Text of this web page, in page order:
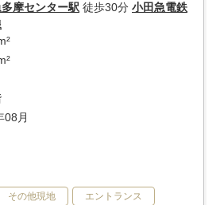
摩センター駅 徒歩30分 小田急電鉄
08月
その他現地 エントランス